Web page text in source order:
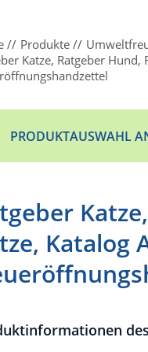
Produkte
Katze, Ratgeber
PRODUKTAUSWAHL
Katalog